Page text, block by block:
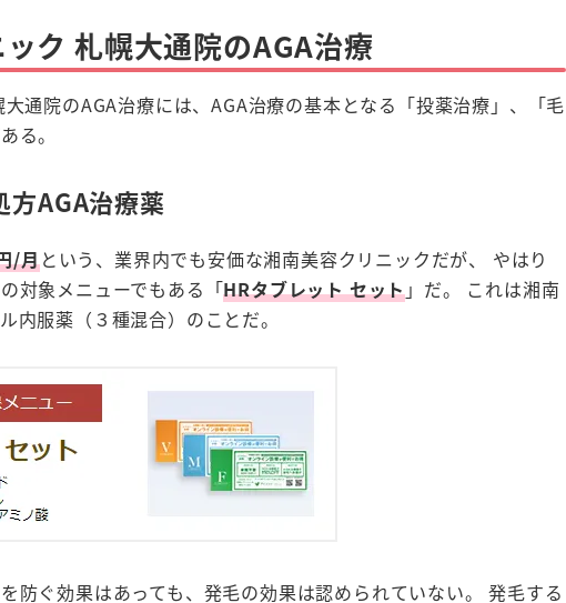
ク 札幌大通院のAGA治療
通院のAGA治療には、AGA治療の基本となる「投薬治療」、「毛
る。
方AGA治療薬
/月という、業界内でも安価な湘南美容クリニックだが、 やはり
対象メニューでもある「HRタブレット セット」だ。 これは湘南
内服薬（３種混合）のことだ。
防ぐ効果はあっても、発毛の効果は認められていない。 発毛する